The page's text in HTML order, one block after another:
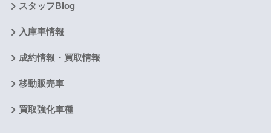
スタッフBlog
入庫車情報
成約情報・買取情報
移動販売車
買取強化車種